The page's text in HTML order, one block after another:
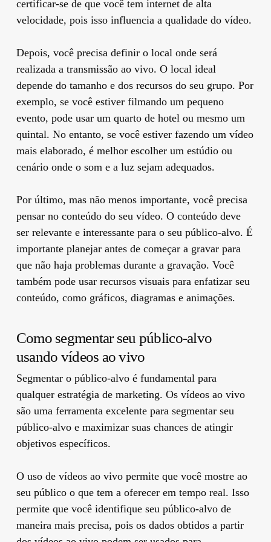
certificar-se de que você tem internet de alta
velocidade, pois isso influencia a qualidade do vídeo.
Depois, você precisa definir o local onde será
realizada a transmissão ao vivo. O local ideal
depende do tamanho e dos recursos do seu grupo. Por
exemplo, se você estiver filmando um pequeno
evento, pode usar um quarto de hotel ou mesmo um
quintal. No entanto, se você estiver fazendo um vídeo
mais elaborado, é melhor escolher um estúdio ou
cenário onde o som e a luz sejam adequados.
Por último, mas não menos importante, você precisa
pensar no conteúdo do seu vídeo. O conteúdo deve
ser relevante e interessante para o seu público-alvo. É
importante planejar antes de começar a gravar para
que não haja problemas durante a gravação. Você
também pode usar recursos visuais para enfatizar seu
conteúdo, como gráficos, diagramas e animações.
Como segmentar seu público-alvo
usando vídeos ao vivo
Segmentar o público-alvo é fundamental para
qualquer estratégia de marketing. Os vídeos ao vivo
são uma ferramenta excelente para segmentar seu
público-alvo e maximizar suas chances de atingir
objetivos específicos.
O uso de vídeos ao vivo permite que você mostre ao
seu público o que tem a oferecer em tempo real. Isso
permite que você identifique seu público-alvo de
maneira mais precisa, pois os dados obtidos a partir